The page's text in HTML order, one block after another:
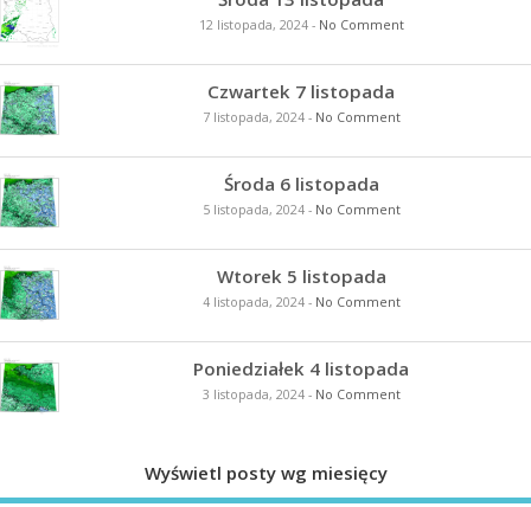
12 listopada, 2024- No Comment
Czwartek 7 listopada
7 listopada, 2024- No Comment
Środa 6 listopada
5 listopada, 2024- No Comment
Wtorek 5 listopada
4 listopada, 2024- No Comment
Poniedziałek 4 listopada
3 listopada, 2024- No Comment
Wyświetl posty wg miesięcy